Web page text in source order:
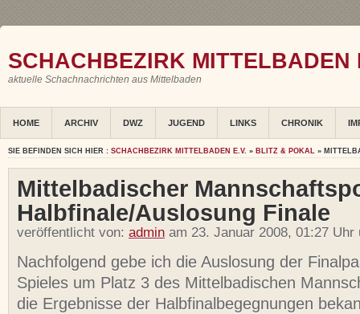
SCHACHBEZIRK MITTELBADEN
aktuelle Schachnachrichten aus Mittelbaden
HOME ARCHIV DWZ JUGEND LINKS CHRONIK
SIE BEFINDEN SICH HIER : SCHACHBEZIRK MITTELBADEN E.V. » BLITZ & POKAL »
Mittelbadischer
Halbfinale/Auslosung Finale
veröffentlicht von: admin am 23. Januar 2008, 01:27
Nachfolgend gebe ich die Auslosung der
Spieles um Platz 3 des Mittelbadischen
die Ergebnisse der Halbfinalbegegnungen